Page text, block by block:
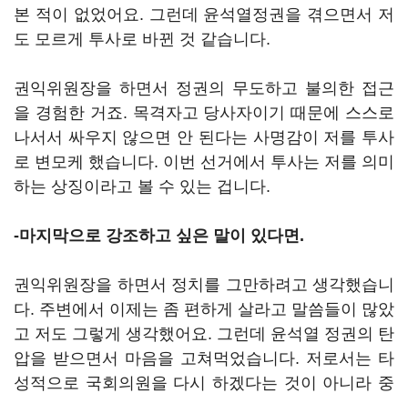
본 적이 없었어요. 그런데 윤석열정권을 겪으면서 저
도 모르게 투사로 바뀐 것 같습니다.
권익위원장을 하면서 정권의 무도하고 불의한 접근
을 경험한 거죠. 목격자고 당사자이기 때문에 스스로
나서서 싸우지 않으면 안 된다는 사명감이 저를 투사
로 변모케 했습니다. 이번 선거에서 투사는 저를 의미
하는 상징이라고 볼 수 있는 겁니다.
-마지막으로 강조하고 싶은 말이 있다면.
권익위원장을 하면서 정치를 그만하려고 생각했습니
다. 주변에서 이제는 좀 편하게 살라고 말씀들이 많았
고 저도 그렇게 생각했어요. 그런데 윤석열 정권의 탄
압을 받으면서 마음을 고쳐먹었습니다. 저로서는 타
성적으로 국회의원을 다시 하겠다는 것이 아니라 중